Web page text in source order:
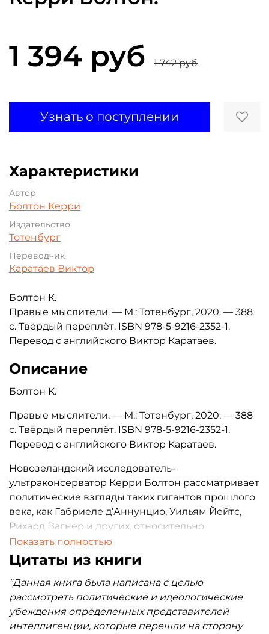
1 394 руб 1 742 руб
Узнать о поступлении
Характеристики
Автор
Болтон Керри
Издательство
Тотенбург
Переводчик
Каратаев Виктор
Болтон К.
Правые мыслители. — М.: Тотенбург, 2020. — 388
с. Твёрдый переплёт. ISBN 978-5-9216-2352-1.
Перевод с английского Виктор Каратаев.
Описание
Болтон К.
Правые мыслители. — М.: Тотенбург, 2020. — 388
с. Твёрдый переплёт. ISBN 978-5-9216-2352-1.
Перевод с английского Виктор Каратаев.
Новозеландский исследователь-
ультраконсерватор Керри Болтон рассматривает
политические взгляды таких гигантов прошлого
века, как Габриеле д’Аннунцио, Уильям Йейтс,
Рихард Вагнер и других, относительно
ницшеанской и шпенглеровской концепций о
Сверхчеловеке и исторических циклах. Исходя из
того, что именно Ницше и Шпенглер
определили развитие мысли в ХХ веке, автор
освещает ситуацию в интеллектуальных кругах
Старого и Нового Света. Представленные в книге
писатели, поэты и философы имели часто
Показать полностью
Цитаты из книги
"Данная книга была написана с целью
рассмотреть политические и идеологические
убеждения определенных представителей
интеллигенции, которые перешли на сторону